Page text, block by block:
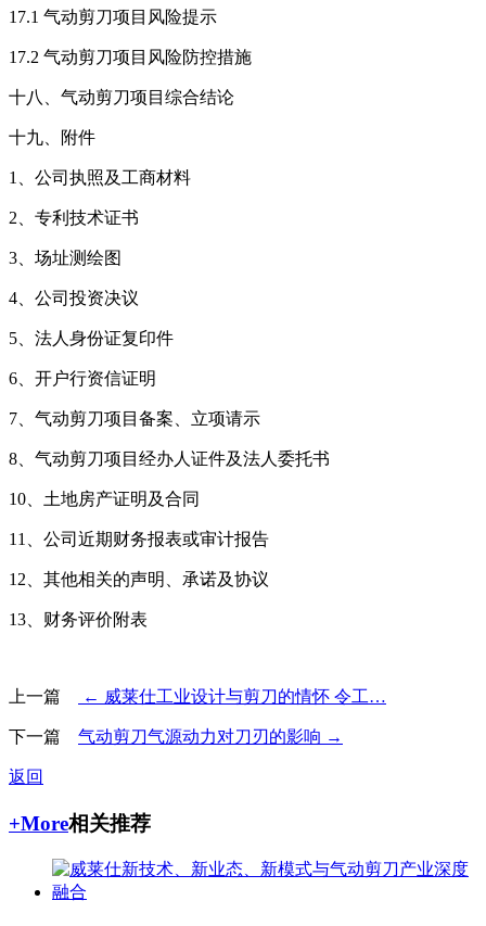
17.1 气动剪刀项目风险提示
17.2 气动剪刀项目风险防控措施
十八、气动剪刀项目综合结论
十九、附件
1、公司执照及工商材料
2、专利技术证书
3、场址测绘图
4、公司投资决议
5、法人身份证复印件
6、开户行资信证明
7、气动剪刀项目备案、立项请示
8、气动剪刀项目经办人证件及法人委托书
10、土地房产证明及合同
11、公司近期财务报表或审计报告
12、其他相关的声明、承诺及协议
13、财务评价附表
上一篇 ← 威莱仕工业设计与剪刀的情怀 令工…
下一篇 气动剪刀气源动力对刀刃的影响 →
返回
+More相关推荐